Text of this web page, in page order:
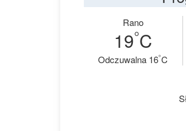
Rano
19°C
Odczuwalna 16°C